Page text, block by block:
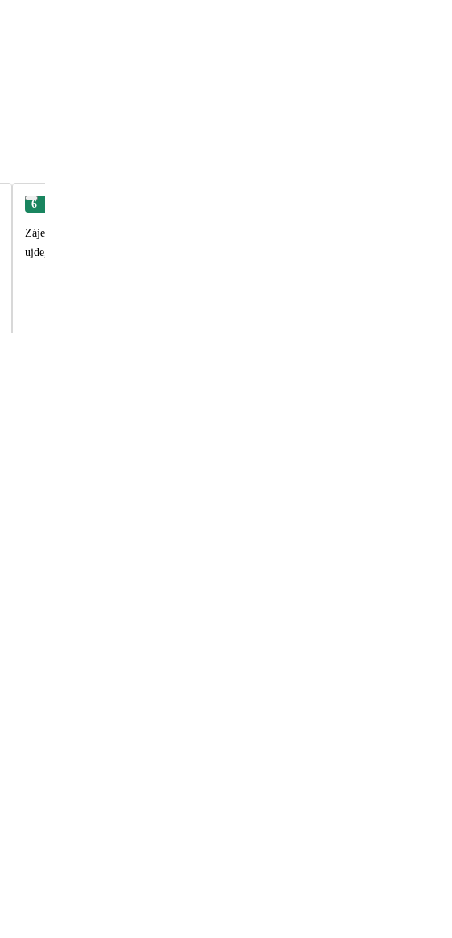
6
Zájezd super, okolí hotelu taky krásné,ale nevyhovující dostupnost pro klienty, kteří nemají
ujde,ale z centra k hotelu jede jen jeden spoj a jen jednou za hodinu,ale jinak jsem spokojená